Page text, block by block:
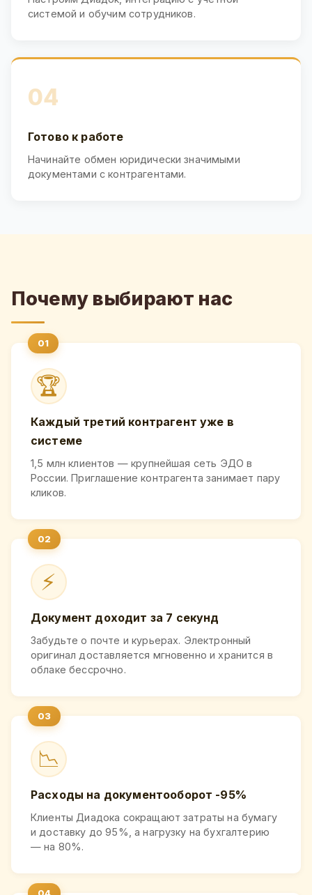
системой и обучим сотрудников.
04
Готово к работе
Начинайте обмен юридически значимыми
документами с контрагентами.
Почему выбирают нас
🏆
Каждый третий контрагент уже в
системе
1,5 млн клиентов — крупнейшая сеть ЭДО в
России. Приглашение контрагента занимает пару
кликов.
⚡
Документ доходит за 7 секунд
Забудьте о почте и курьерах. Электронный
оригинал доставляется мгновенно и хранится в
облаке бессрочно.
📉
Расходы на документооборот -95%
Клиенты Диадока сокращают затраты на бумагу
и доставку до 95%, а нагрузку на бухгалтерию
— на 80%.